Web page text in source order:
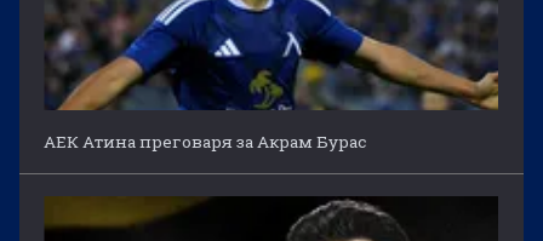
АЕК Атина преговаря за Акрам Бурас